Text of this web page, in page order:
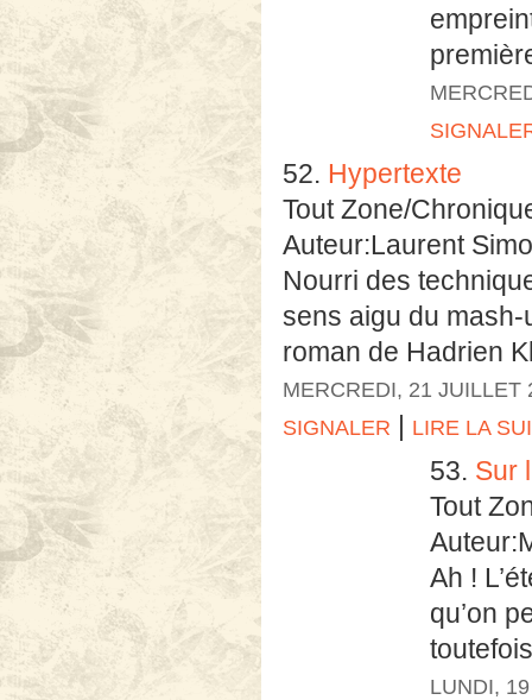
52. Hypertexte
Tout Zone/
Auteur:Laurent
Nourri des
sens aigu du
roman de Hadrien
MERCREDI, 21 JUILLET
SIGNALER | LIRE LA
53. Sur
Tout
Ah !
qu’on
LUNDI,